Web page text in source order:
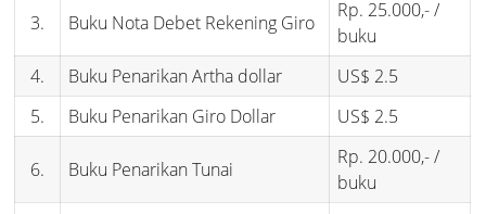
3. Buku Nota Debet Rekening Giro
Rp. 25.000,- /
buku
4.
Buku Penarikan Artha dollar
US$ 2.5
5.
Buku Penarikan Giro Dollar US$ 2.5
6. Buku Penarikan Tunai
Rp. 20.000,- /
buku